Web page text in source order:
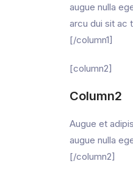
augue nulla
arcu dui sit ac
[/column1]
[column2]
Column2
Augue et
augue nulla
[/column2]